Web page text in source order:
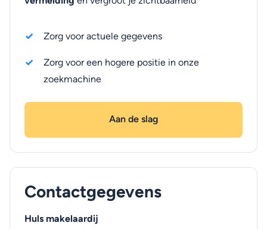
Zorg voor actuele gegevens
Zorg voor een hogere positie in onze
zoekmachine
Aan de slag
Contactgegevens
Huls makelaardij